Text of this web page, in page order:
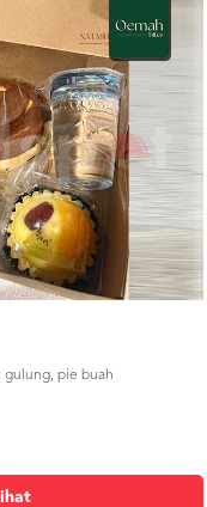
gulung, pie buah